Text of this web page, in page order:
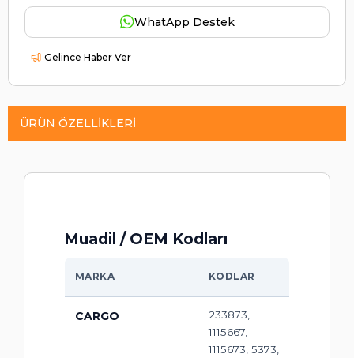
WhatApp Destek
Gelince Haber Ver
ÜRÜN ÖZELLIKLERI
Muadil / OEM Kodları
MARKA KODLAR
CARGO
233873,
1115667,
1115673, 5373,